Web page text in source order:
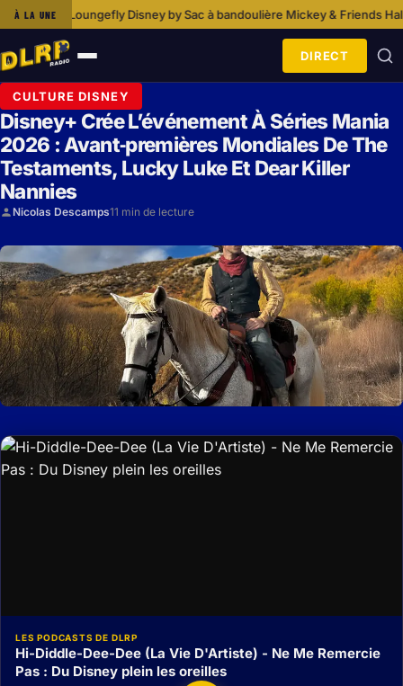
À LA UNE
Disney by Sac à bandoulière Mickey & Friends Halloween·Qui A
Ouvrir
le
menu
DIRECT
CULTURE DISNEY
Disney+ Crée L’événement À Séries Mania
2026 : Avant‑premières Mondiales De The
Testaments, Lucky Luke Et Dear Killer
Nannies
Nicolas Descamps11 min de lecture
LES PODCASTS DE DLRP
Hi-Diddle-Dee-Dee (La Vie D'Artiste) - Ne Me Remercie
Pas : Du Disney plein les oreilles